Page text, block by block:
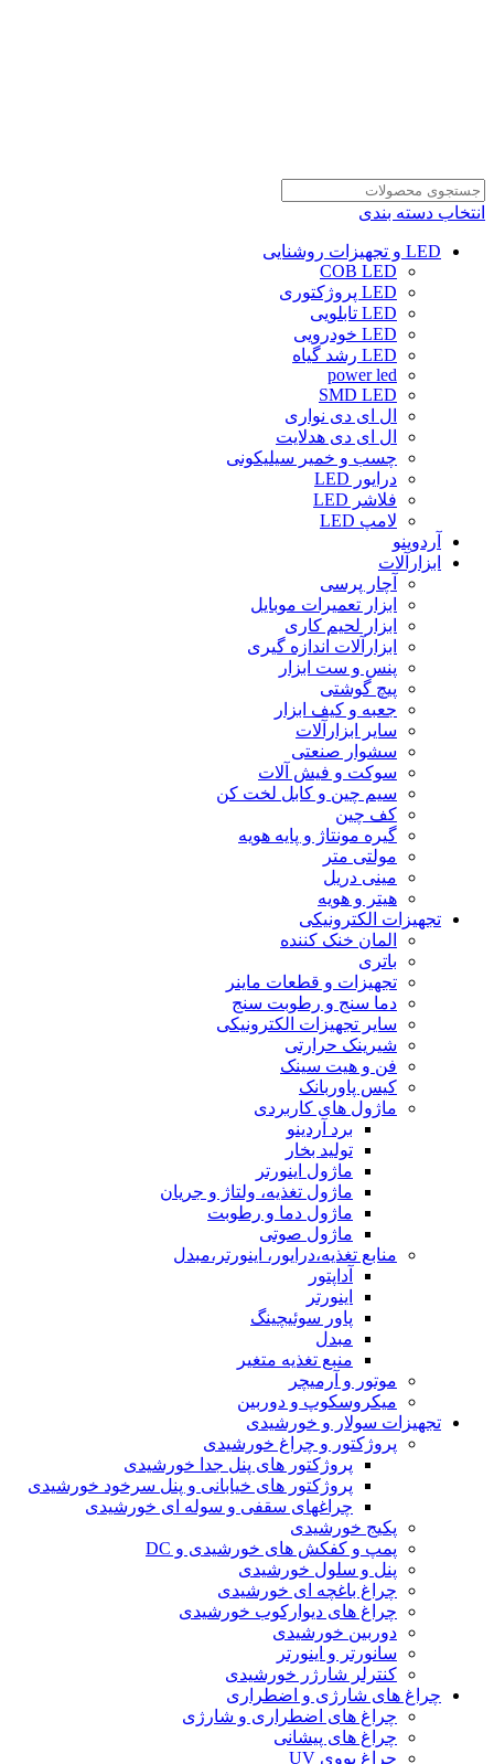
انتخاب دسته بندی
LED و تجهیزات روشنایی
COB LED
LED پروژکتوری
LED تابلویی
LED خودرویی
LED رشد گیاه
power led
SMD LED
ال ای دی نواری
ال ای دی هدلایت
چسب و خمیر سیلیکونی
درایور LED
فلاشر LED
لامپ LED
آردوینو
ابزارآلات
آچار پرسی
ابزار تعمیرات موبایل
ابزار لحیم کاری
ابزارآلات اندازه گیری
پنس و ست ابزار
پیچ گوشتی
جعبه و کیف ابزار
سایر ابزارآلات
سشوار صنعتی
سوکت و فیش آلات
سیم چین و کابل لخت کن
کف چین
گیره مونتاژ و پایه هویه
مولتی متر
مینی دریل
هیتر و هویه
تجهیزات الکترونیکی
المان خنک کننده
باتری
تجهیزات و قطعات ماینر
دما سنج و رطوبت سنج
سایر تجهیزات الکترونیکی
شیرینک حرارتی
فن و هیت سینک
کیس پاوربانک
ماژول های کاربردی
برد آردینو
تولید بخار
ماژول اینورتر
ماژول تغذیه، ولتاژ و جریان
ماژول دما و رطوبت
ماژول صوتی
منابع تغذیه،درایور، اینورتر،مبدل
آداپتور
اینورتر
پاور سوئیچینگ
مبدل
منبع تغذیه متغیر
موتور و آرمیچر
میکروسکوپ و دوربین
تجهیزات سولار و خورشیدی
پروژکتور و چراغ خورشیدی
پروژکتور های پنل جدا خورشیدی
پروژکتور های خیابانی و پنل سرخود خورشیدی
چراغهای سقفی و سوله ای خورشیدی
پکیج خورشیدی
پمپ و کفکش های خورشیدی و DC
پنل و سلول خورشیدی
چراغ باغچه ای خورشیدی
چراغ های دیوارکوب خورشیدی
دوربین خورشیدی
سانورتر و اینورتر
کنترلر شارژر خورشیدی
چراغ های شارژی و اضطراری
چراغ های اضطراری و شارژی
چراغ های پیشانی
چراغ یووی UV